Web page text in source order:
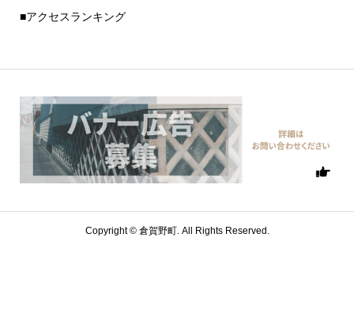
■アクセスランキング
Copyright ©倉賀野町. All Rights Reserved.